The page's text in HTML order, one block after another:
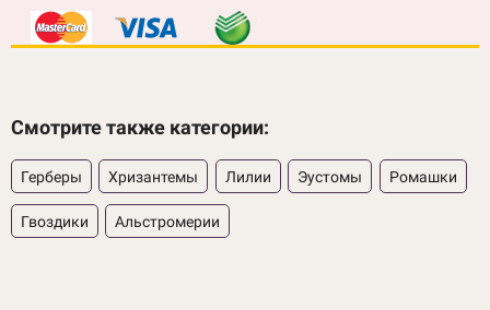
Смотрите также категории:
Герберы Хризантемы Лилии Эустомы Ромашки
Гвоздики Альстромерии